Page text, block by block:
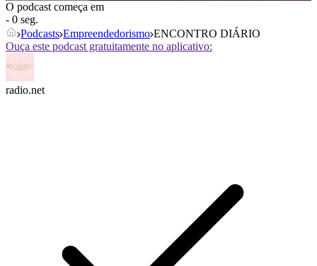
O podcast começa em
- 0 seg.
Podcasts Empreendedorismo ENCONTRO DIÁRIO
Ouça este podcast gratuitamente no aplicativo:
radio.net